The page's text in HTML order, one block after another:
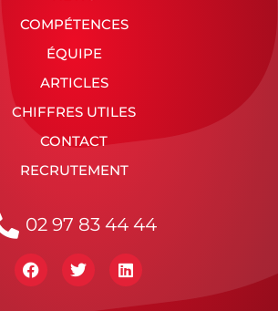
COMPÉTENCES
ÉQUIPE
ARTICLES
CHIFFRES UTILES
CONTACT
RECRUTEMENT
02 97 83 44 44